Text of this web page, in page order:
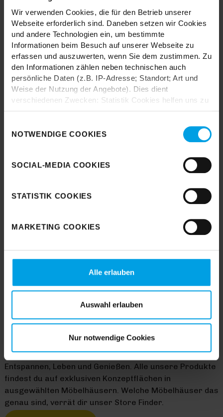
Wir verwenden Cookies, die für den Betrieb unserer
Webseite erforderlich sind. Daneben setzen wir Cookies
und andere Technologien ein, um bestimmte
Informationen beim Besuch auf unserer Webseite zu
erfassen und auszuwerten, wenn Sie dem zustimmen. Zu
den Informationen zählen neben technischen auch
persönliche Daten (z.B. IP-Adresse; Standort; Art und
Weise der Nutzung der Angebote). Dies dient
verschiedenen Zwecken: Statistik Cookies helfen uns zu
anonymisiert für statistische Zwecke auszuwerten.
Marketing Cookies helfen uns, Ihnen personalisierte
es, eine Verbindung zu sozialen Netzwerken aufzubauen,
Kategorien sie neben den notwendigen Cookies zulassen
„Einverstanden“, wenn Sie mit dem Einsatz aller
widerrufen. Für weitere Informationen lesen Sie bitte
unsereDatenschutzhinweise. Unser Impressum finden
NOTWENDIGE COOKIES
SOCIAL-MEDIA COOKIES
STATISTIK COOKIES
MARKETING COOKIES
Alle erlauben
Auswahl erlauben
Nur notwendige Cookies
Styles.
Mit Trendhopper verwandelst du deine Wohnung im
Handumdrehen in ein gemütliches Zuhause zum
Entspannen, Leben und Genießen. Alle unsere Produkte
findest du auf exklusiven Konzeptflächen in
ausgewählten Möbelhäusern. Welche Möbelhäuser das
genau sind, verrät dir unser Store Finder.
Durch das Laden akzeptieren Sie die
Datenschutzbestimmungen von Google.